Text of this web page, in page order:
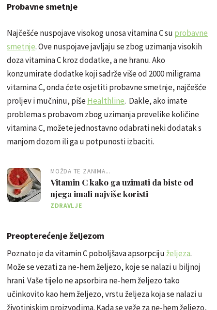
Probavne smetnje
Najčešće nuspojave visokog unosa vitamina C su probavne
smetnje. Ove nuspojave javljaju se zbog uzimanja visokih
doza vitamina C kroz dodatke, a ne hranu. Ako
konzumirate dodatke koji sadrže više od 2000 miligrama
vitamina C, onda ćete osjetiti probavne smetnje, najčešće
proljev i mučninu, pišeHealthline. Dakle, ako imate
problema s probavom zbog uzimanja prevelike količine
vitamina C, možete jednostavno odabrati neki dodatak s
manjom dozom ili ga u potpunosti izbaciti.
MOŽDA TE ZANIMA...
Vitamin C kako ga uzimati da biste od
njega imali najviše koristi
ZDRAVLJE
Preopterećenje željezom
Poznato je da vitamin C poboljšava apsorpcijuželjeza.
Može se vezati za ne-hem željezo, koje se nalazi u biljnoj
hrani. Vaše tijelo ne apsorbira ne-hem željezo tako
učinkovito kao hem željezo, vrstu željeza koja se nalazi u
životinjskim proizvodima. Kada se veže za ne-hem željezo,